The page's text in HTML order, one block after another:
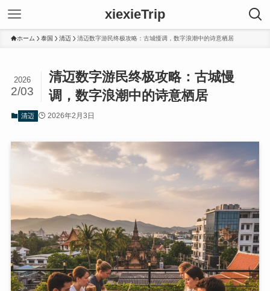
xiexieTrip
ホーム 泰国 清迈 清迈数字游民终极攻略：古城慢调，数字浪潮中的诗意栖居
清迈数字游民终极攻略：古城慢
调，数字浪潮中的诗意栖居
2026
2/03
清迈 2026年2月3日